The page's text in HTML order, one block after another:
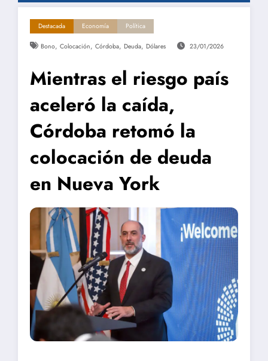
Destacada Economía Política
Bono, Colocación, Córdoba, Deuda, Dólares 23/01/2026
Mientras el riesgo país
aceleró la caída,
Córdoba retomó la
colocación de deuda
en Nueva York